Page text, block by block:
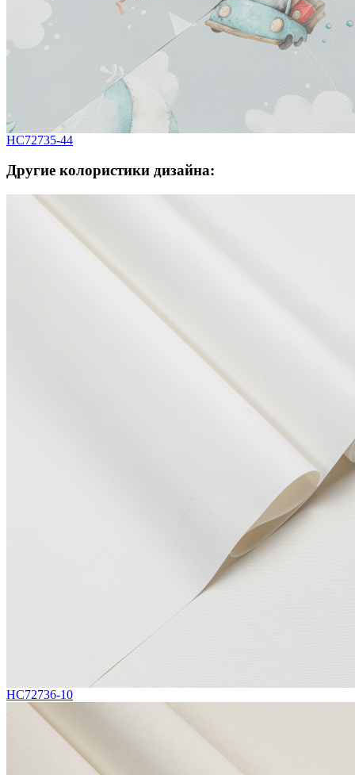
HC72735-44
Другие колористики дизайна:
HC72736-10